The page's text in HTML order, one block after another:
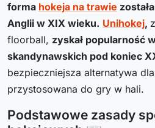
forma hokeja na trawie
Anglii w XIX wieku. Unihokej,
floorball, zyskał popularność
skandynawskich pod koniec
bezpieczniejsza alternatywa
przystosowana do gry w hali.
Podstawowe zasady